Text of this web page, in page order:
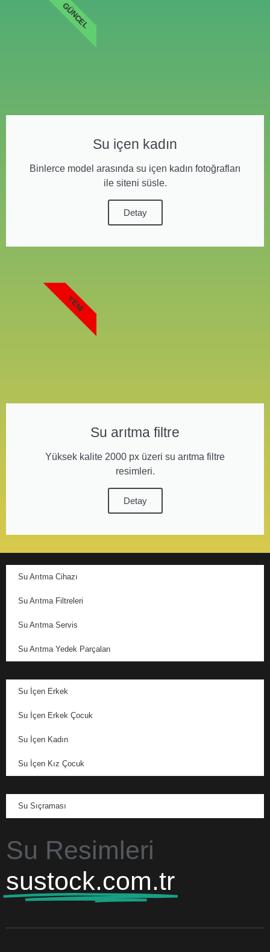
Su içen kadın
Binlerce model arasında su içen kadın fotoğrafları
ile siteni süsle.
Detay
GÜNCEL
Su arıtma filtre
Yüksek kalite 2000 px üzeri su arıtma filtre
resimleri.
Detay
YENI
Su Arıtma Cihazı
Su Arıtma Filtreleri
Su Arıtma Servis
Su Arıtma Yedek Parçaları
Su İçen Erkek
Su İçen Erkek Çocuk
Su İçen Kadın
Su İçen Kız Çocuk
Su Sıçraması
Su Resimleri
sustock.com.tr